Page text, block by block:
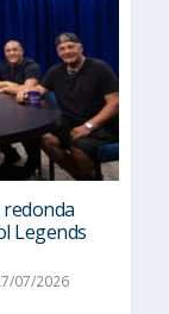
Legends
07/2026